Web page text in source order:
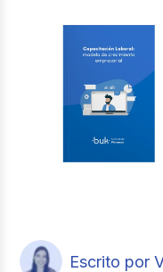
Escrito por